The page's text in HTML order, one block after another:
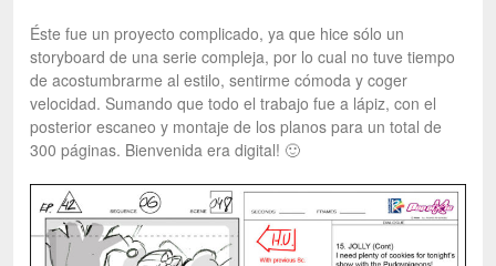
Éste fue un proyecto complicado, ya que hice sólo un
storyboard de una serie compleja, por lo cual no tuve tiempo
de acostumbrarme al estilo, sentirme cómoda y coger
velocidad. Sumando que todo el trabajo fue a lápiz, con el
posterior escaneo y montaje de los planos para un total de
300 páginas. Bienvenida era digital! 🙂